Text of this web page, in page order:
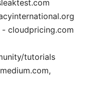
- cloudpricing.com
tutorials